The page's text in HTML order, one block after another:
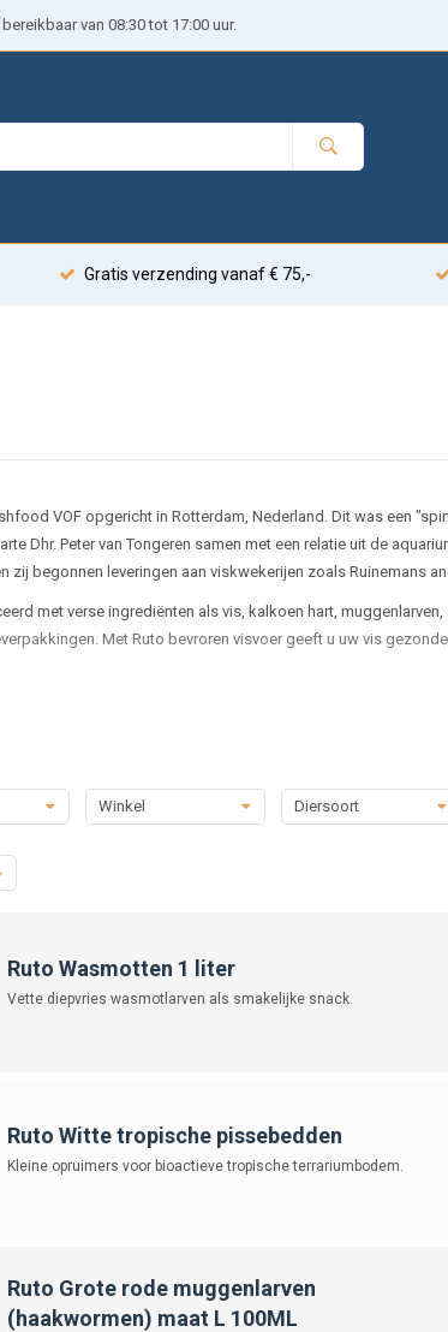
van 08:30 tot 17:00 uur.
Gratis verzending vanaf € 75,-
VOF opgericht in Rotterdam, Nederland. Dit was een
Dhr. Peter van Tongeren samen met een relatie uit de
zij begonnen leveringen aan viskwekerijen zoals Ruinemans
met verse ingrediënten als vis, kalkoen hart,
Met Ruto bevroren visvoer geeft u uw vis
Winkel Diersoort
Ruto Wasmotten 1 liter
Vette diepvries wasmotlarven als smakelijke snack.
Ruto Witte tropische pissebedden
Kleine opruimers voor bioactieve tropische terrariumbodem.
Ruto Grote rode muggenlarven
(haakwormen) maat L 100ML